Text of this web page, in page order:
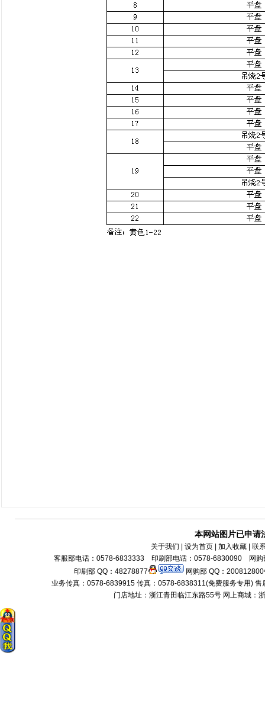
本网站图片已申请
关于我们
| 设为首页 | 加入收藏 |
客服部电话：0578-6833333 印刷部电话：0578-6830090 网
印刷部 QQ：48278877
网购部 QQ：200812800
业务传真：0578-6839915 传真：0578-6838311(免费服务专用)
门店地址：浙江青田临江东路55号 网上商城：